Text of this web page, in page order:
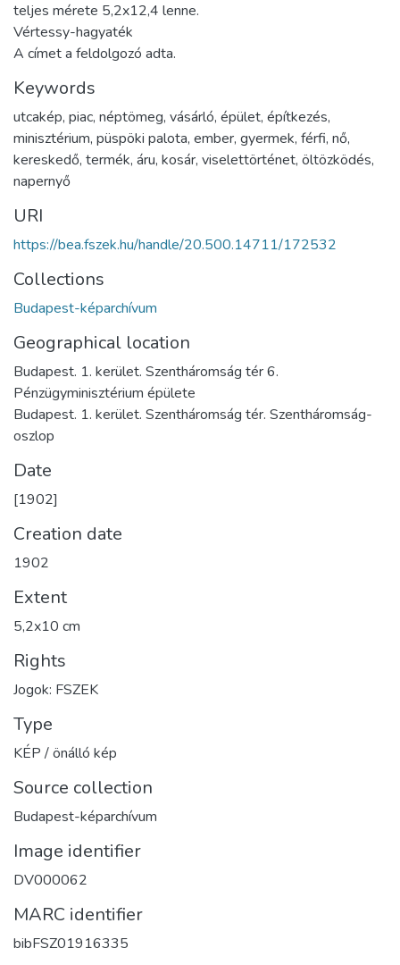
teljes mérete 5,2x12,4 lenne.
Vértessy-hagyaték
A címet a feldolgozó adta.
Keywords
utcakép, piac, néptömeg, vásárló, épület, építkezés,
minisztérium, püspöki palota, ember, gyermek, férfi, nő,
kereskedő, termék, áru, kosár, viselettörténet, öltözködés,
napernyő
URI
https://bea.fszek.hu/handle/20.500.14711/172532
Collections
Budapest-képarchívum
Geographical location
Budapest. 1. kerület. Szentháromság tér 6.
Pénzügyminisztérium épülete
Budapest. 1. kerület. Szentháromság tér. Szentháromság-
oszlop
Date
[1902]
Creation date
1902
Extent
5,2x10 cm
Rights
Jogok: FSZEK
Type
KÉP / önálló kép
Source collection
Budapest-képarchívum
Image identifier
DV000062
MARC identifier
bibFSZ01916335